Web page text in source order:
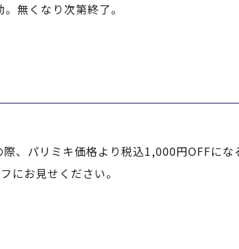
無くなり次第終了。
、パリミキ価格より税込1,000円OFFにな
にお見せください。